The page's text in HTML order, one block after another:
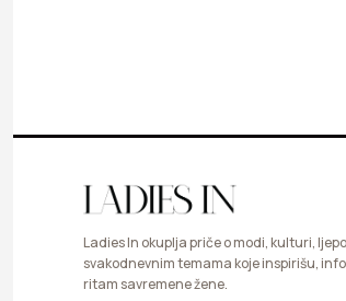
Ladies In okuplja priče o modi, kulturi,
svakodnevnim temama koje inspirišu,
ritam savremene žene.